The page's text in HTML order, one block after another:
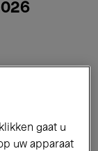
gaat u
uw apparaat